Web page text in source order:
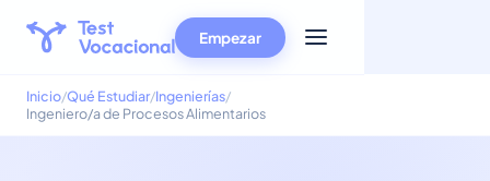
Empezar
Inicio Qué Estudiar Ingenierías
Ingeniero/a de Procesos Alimentarios